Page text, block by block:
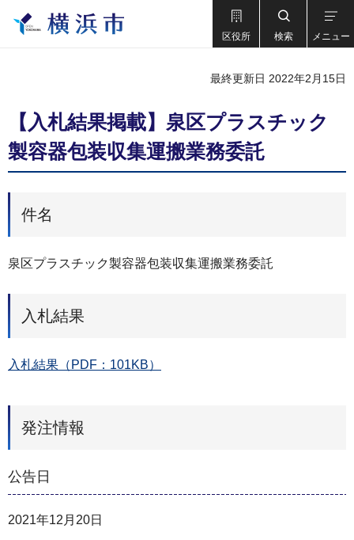
区役所 検索 メニュー
最終更新日 2022年2月15日
【入札結果掲載】泉区プラスチック
製容器包装収集運搬業務委託
件名
泉区プラスチック製容器包装収集運搬業務委託
入札結果
入札結果（PDF：101KB）
発注情報
公告日
2021年12月20日